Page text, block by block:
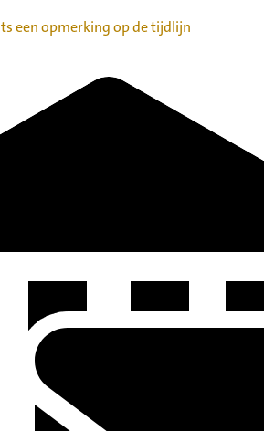
een opmerking op de tijdlijn